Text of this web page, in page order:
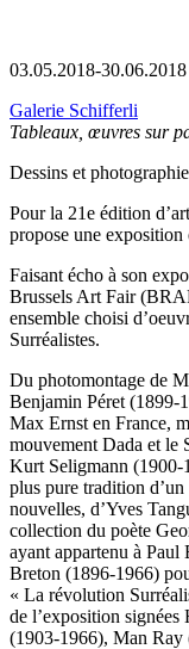
03.05.2018-30.06.2018
Galerie Schifferli
Tableaux, œuvres sur
Dessins et
Pour la 21e édition
propose une exposition
Faisant écho à son
Brussels Art Fair
ensemble choisi
Surréalistes.
Du photomontage de
Benjamin Péret (1899-
Max Ernst en France,
mouvement Dada et le
Kurt Seligmann (1900-
plus pure tradition
nouvelles, d’Yves
collection du poète
ayant appartenu à
Breton (1896-1966)
« La révolution
de l’exposition
(1903-1966), Man Ray